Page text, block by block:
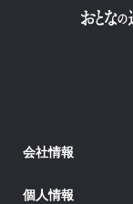
会社情報
個人情報